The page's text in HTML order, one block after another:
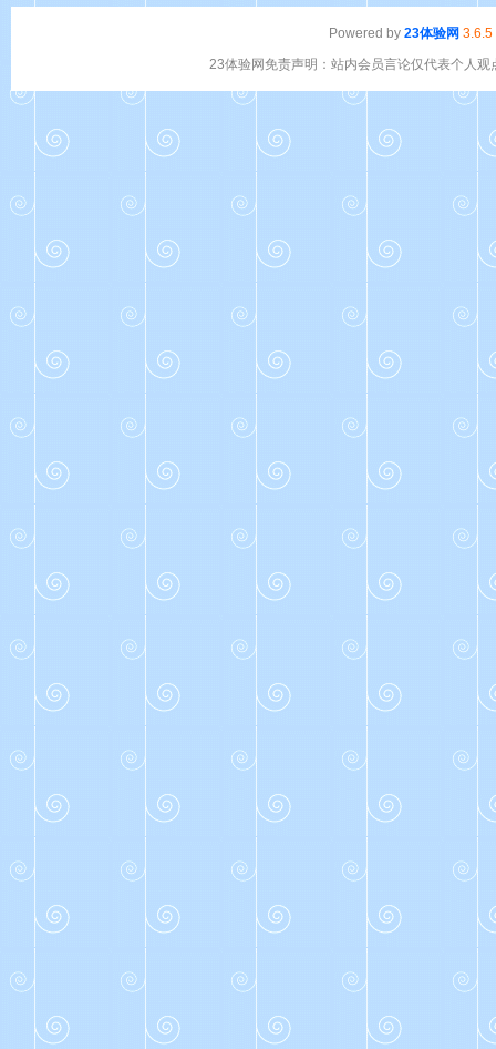
Powered by 23体验网 3.6.5
23体验网免责声明：站内会员言论仅代表个人